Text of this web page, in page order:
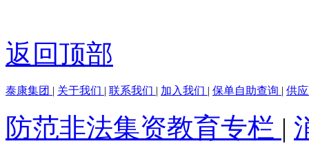
返回顶部
泰康集团 | 关于我们 | 联系我们 | 加入我们 | 保单自助查询 | 供
防范非法集资教育专栏 |